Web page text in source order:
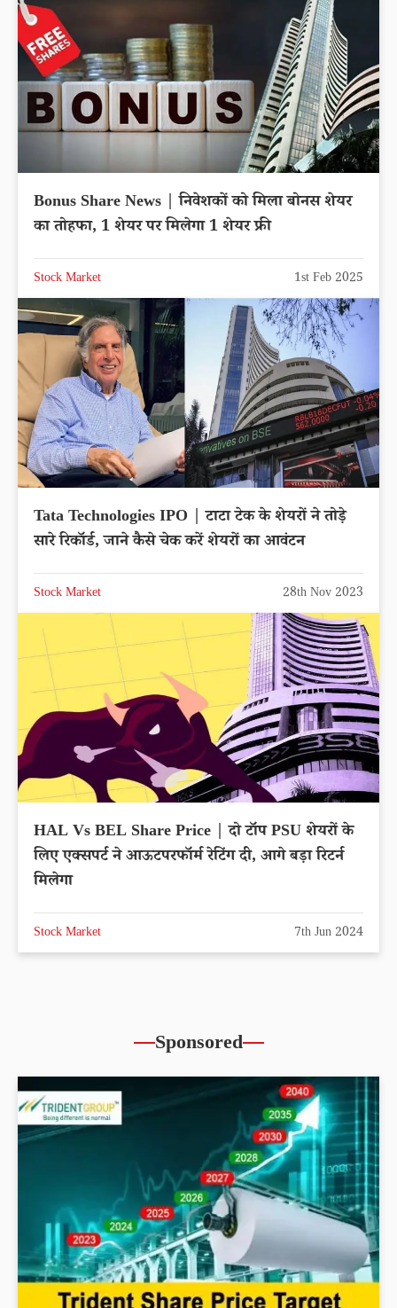
Bonus Share News | निवेशकों को मिला बोनस शेयर
का तोहफा, 1 शेयर पर मिलेगा 1 शेयर फ्री
Stock Market 1st Feb 2025
Tata Technologies IPO | टाटा टेक के शेयरों ने तोड़े
सारे रिकॉर्ड, जाने कैसे चेक करें शेयरों का आवंटन
Stock Market 28th Nov 2023
HAL Vs BEL Share Price | दो टॉप PSU शेयरों के
लिए एक्सपर्ट ने आऊटपरफॉर्म रेटिंग दी, आगे बड़ा रिटर्न
मिलेगा
Stock Market 7th Jun 2024
Sponsored